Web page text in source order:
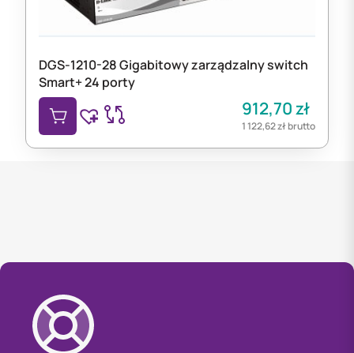
DGS-1210-28 Gigabitowy zarządzalny switch
Smart+ 24 porty
912,70zł
1 122,62złbrutto